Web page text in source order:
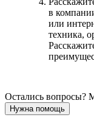
в
или
техника,
Остались вопросы?
Нужна помощь